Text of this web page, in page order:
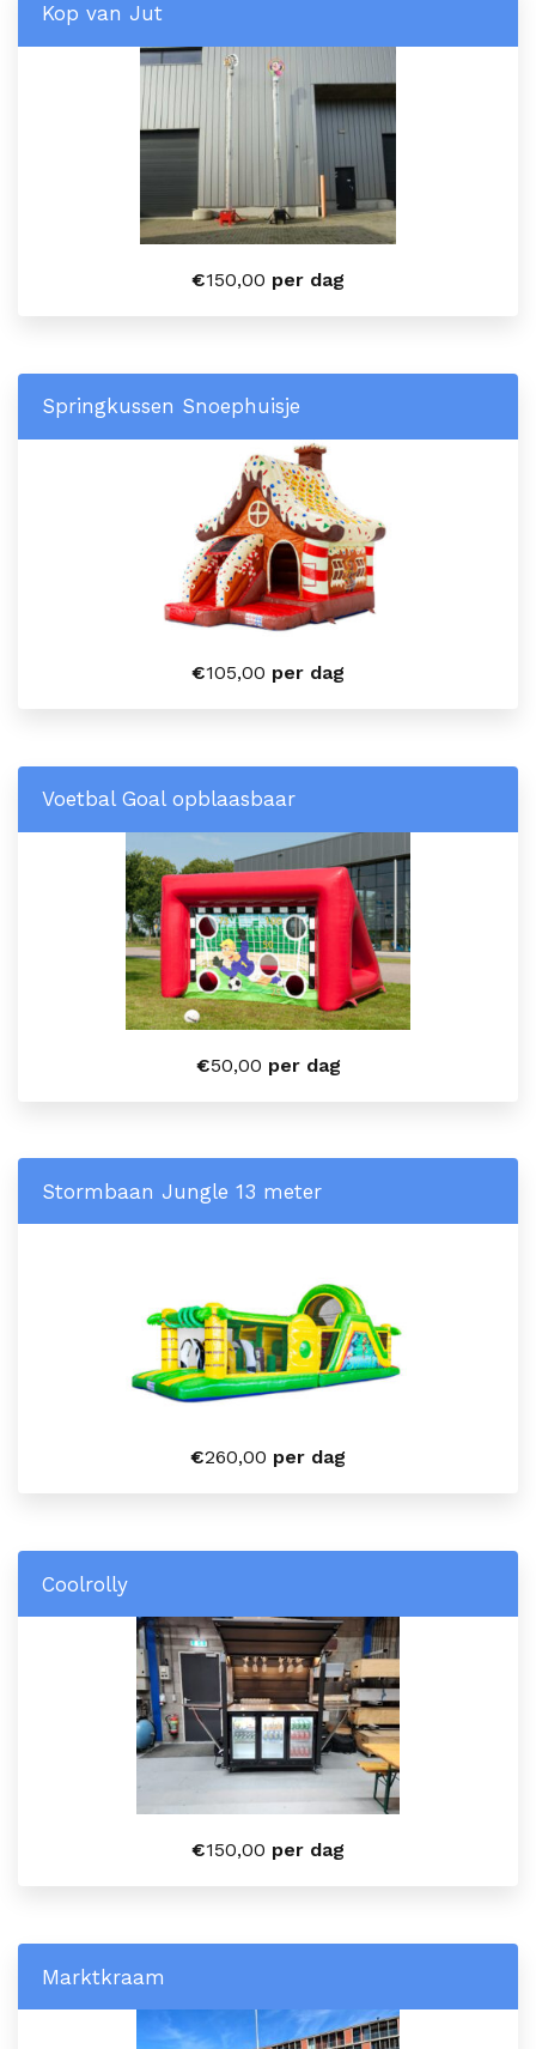
Kop van Jut
€150,00 per dag
Springkussen Snoephuisje
€105,00 per dag
Voetbal Goal opblaasbaar
€50,00 per dag
Stormbaan Jungle 13 meter
€260,00 per dag
Coolrolly
€150,00 per dag
Marktkraam